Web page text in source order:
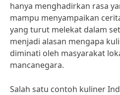
hanya menghadirkan rasa
mampu menyampaikan
yang turut melekat dalam
menjadi alasan mengapa
diminati oleh masyarakat
mancanegara.
Salah satu contoh kuliner